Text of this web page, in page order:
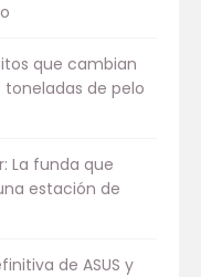
que cambian
de pelo
La funda que
estación de
de ASUS y